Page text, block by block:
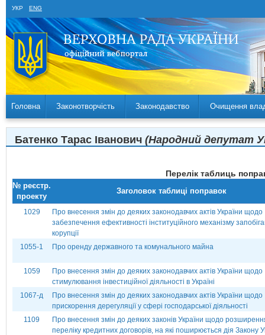
УКР ENG
Головна Законотворчість Законодавство Очищення
Батенко Тарас Іванович (Народний депутат
Перелік таблиць
№ реєстр.
проекту
Заголовок таблиці поправок
1029
Про внесення змін до деяких законодавчих актів України щодо
забезпечення ефективності інституційного механізму
корупції
1055-1
Про оренду державного та комунального майна
1059
Про внесення змін до деяких законодавчих актів України щодо
стимулювання інвестиційної діяльності в Україні
1067-д
Про внесення змін до деяких законодавчих актів України щодо
прискорення дерегуляції у сфері господарської діяльності
1109
Про внесення змін до деяких законів України щодо
переліку кредитних договорів, на які поширюється дія Закону